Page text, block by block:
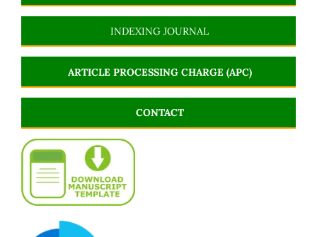
INDEXING JOURNAL
ARTICLE PROCESSING CHARGE (APC)
CONTACT